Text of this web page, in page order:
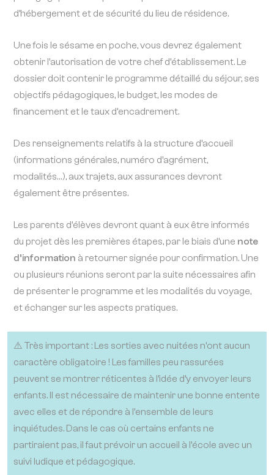
d’hébergement et de sécurité du lieu de résidence.
Une fois le sésame en poche, vous devrez également
obtenir l’autorisation de votre chef d’établissement. Le
dossier doit contenir le programme détaillé du séjour, ses
objectifs pédagogiques, le budget, les modes de
financement et le taux d’encadrement.
Des renseignements relatifs à la structure d’accueil
(informations générales, numéro d’agrément,
modalités…), aux trajets, aux assurances devront
également être présentes.
Les parents d’élèves devront quant à eux être informés
du projet dès les premières étapes, par le biais d’une note
d’information à retourner signée pour confirmation. Une
ou plusieurs réunions seront par la suite nécessaires afin
de présenter le programme et les modalités du voyage,
et échanger sur les aspects pratiques.
⚠️ Très important : Les sorties avec nuitées n’ont aucun
caractère obligatoire ! Les familles peu rassurées
peuvent se montrer réticentes à l’idée d’y envoyer leurs
enfants. Il est nécessaire de maintenir une bonne entente
avec elles et de répondre à l’ensemble de leurs
inquiétudes. Dans le cas où certains enfants ne
partiraient pas, il faut prévoir un accueil à l’école avec un
suivi ludique et pédagogique.